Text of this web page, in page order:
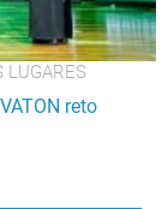
LUGARES
reto